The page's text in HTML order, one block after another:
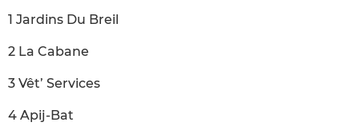
1 Jardins Du Breil
2 La Cabane
3 Vêt’ Services
4 Apij-Bat